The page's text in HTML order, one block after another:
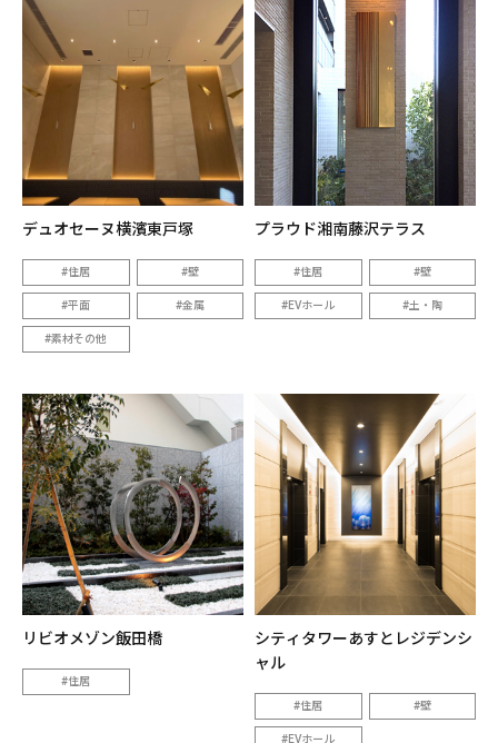
デュオセーヌ横濱東戸塚
住居 壁
平面 金属
素材その他
プラウド湘南藤沢テラス
住居 壁
EVホール 土・陶
リビオメゾン飯田橋
住居
シティタワーあすとレジデンシ
ャル
住居 壁
EVホール